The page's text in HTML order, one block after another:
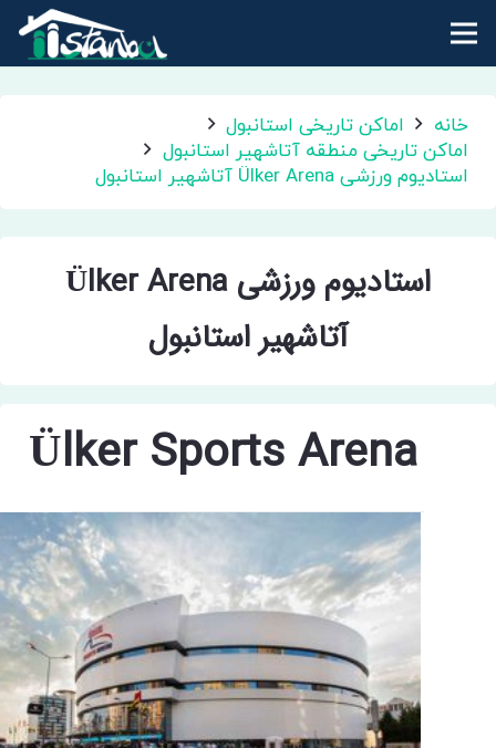
خانه
اماکن تاریخی استانبول
اماکن تاریخی منطقه آتاشهیر استانبول
استادیوم ورزشی Ülker Arena آتاشهیر استانبول
استادیوم ورزشی Ülker Arena
آتاشهیر استانبول
Ülker Sports Arena